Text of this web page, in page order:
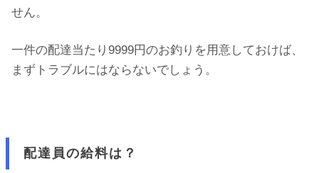
せん。
一件の配達当たり9999円のお釣りを用意しておけば、
まずトラブルにはならないでしょう。
配達員の給料は？